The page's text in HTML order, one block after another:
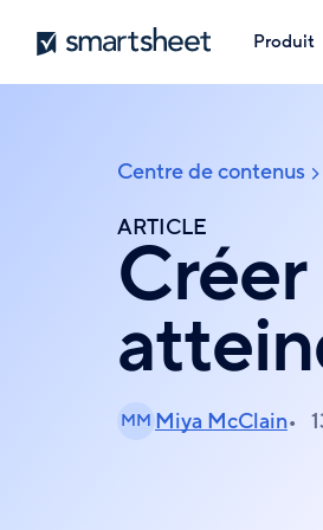
Aller
au
contenu
Smartsheet
Produit
Fil
Centre de contenus
ARTICLE
MM Miya McClain